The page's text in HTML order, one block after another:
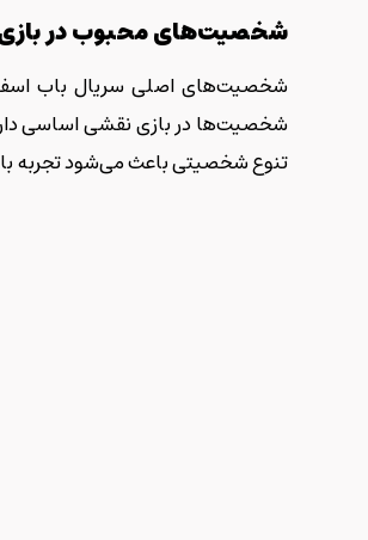
شخصیت‌های محبوب در
شخصیت‌های اصلی سریال باب
شخصیت‌ها در بازی نقشی اساسی
تنوع شخصیتی باعث می‌شود تجربه